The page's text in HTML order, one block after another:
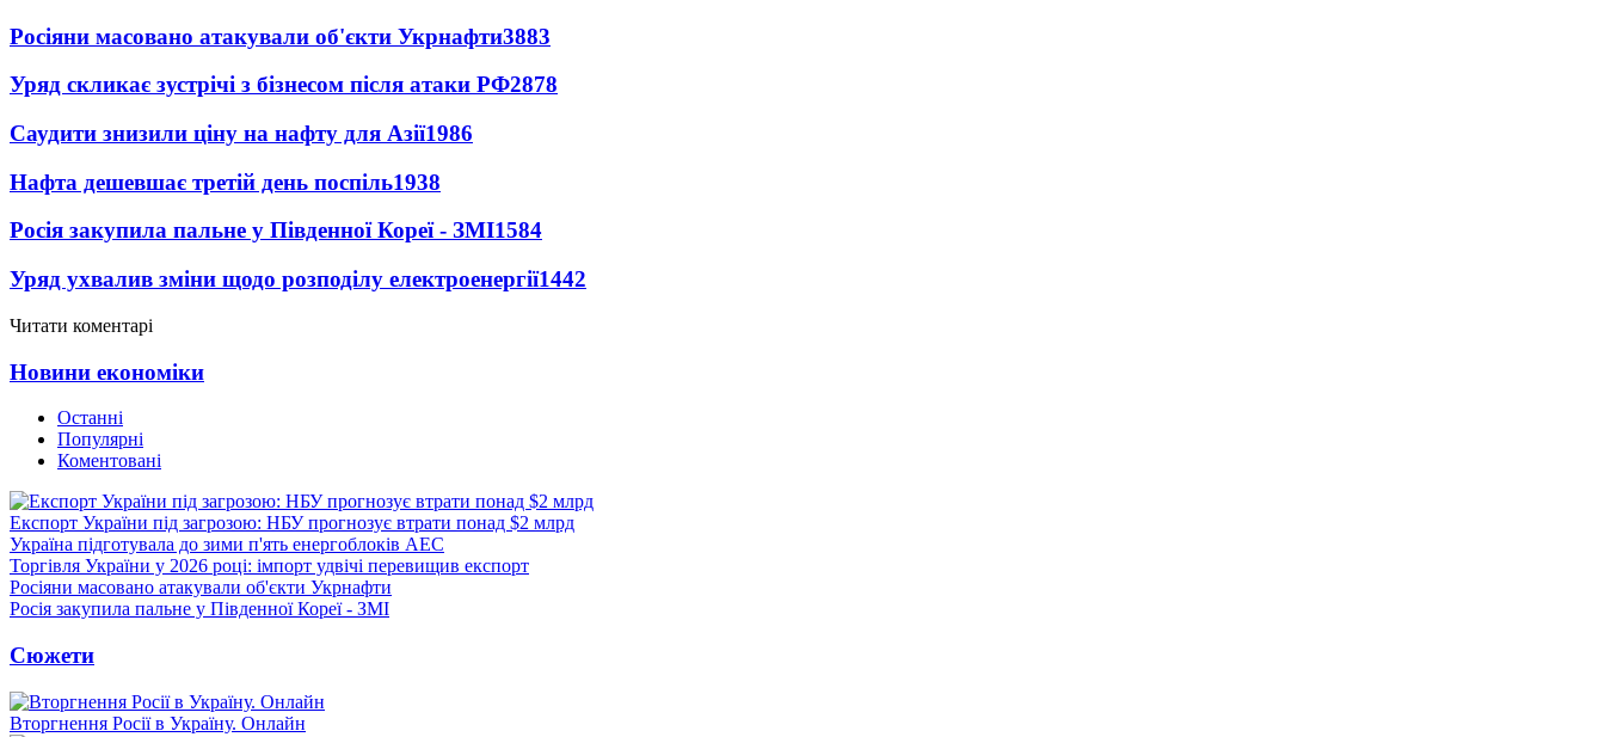
Росіяни масовано атакували об'єкти Укрнафти3883
Уряд скликає зустрічі з бізнесом після атаки РФ2878
Саудити знизили ціну на нафту для Азії1986
Нафта дешевшає третій день поспіль1938
Росія закупила пальне у Південної Кореї - ЗМІ1584
Уряд ухвалив зміни щодо розподілу електроенергії1442
Читати коментарі
Новини економіки
Останні
Популярні
Коментовані
Експорт України під загрозою: НБУ прогнозує втрати понад $2 млрд
Україна підготувала до зими п'ять енергоблоків АЕС
Торгівля України у 2026 році: імпорт удвічі перевищив експорт
Росіяни масовано атакували об'єкти Укрнафти
Росія закупила пальне у Південної Кореї - ЗМІ
Сюжети
Вторгнення Росії в Україну. Онлайн